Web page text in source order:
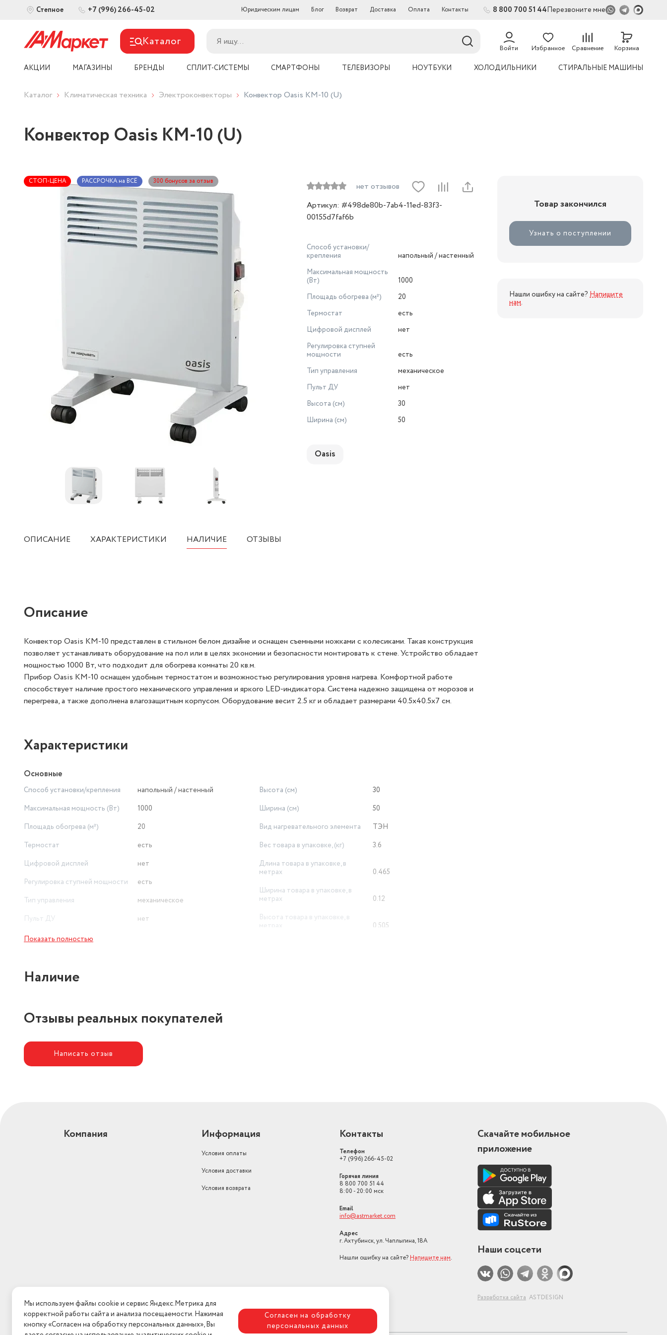
Степное +7 (996) 266-45-02 Юридическим лицам Блог Возврат Доставка Оплата Контакты 8 800 700 51 44Перезвоните мне
Каталог Войти Избранное Сравнение Корзина
АКЦИИ МАГАЗИНЫ БРЕНДЫ СПЛИТ-СИСТЕМЫ СМАРТФОНЫ ТЕЛЕВИЗОРЫ НОУТБУКИ ХОЛОДИЛЬНИКИ СТИРАЛЬНЫЕ МАШИНЫ
Каталог Климатическая техника Электроконвекторы Конвектор Oasis KM-10 (U)
Конвектор Oasis KM-10 (U)
СТОП-ЦЕНА РАССРОЧКА на ВСЁ 300 бонусов за отзыв
нет отзывов
Артикул: #498de80b-7ab4-11ed-83f3-
00155d7faf6b
Способ установки/
крепления
напольный / настенный
Максимальная мощность
(Вт)
1000
Площадь обогрева (м²)
20
Термостат
есть
Цифровой дисплей
нет
Регулировка ступней
мощности
есть
Тип управления
механическое
Пульт ДУ
нет
Высота (см)
30
Ширина (см)
50
Oasis
Товар закончился
Узнать о поступлении
Нашли ошибку на сайте? Напишите
нам.
ОПИСАНИЕ ХАРАКТЕРИСТИКИ НАЛИЧИЕ ОТЗЫВЫ
Описание
Конвектор Oasis KM-10 представлен в стильном белом дизайне и оснащен съемными ножками с колесиками. Такая конструкция
позволяет устанавливать оборудование на пол или в целях экономии и безопасности монтировать к стене. Устройство обладает
мощностью 1000 Вт, что подходит для обогрева комнаты 20 кв.м.
Прибор Oasis KM-10 оснащен удобным термостатом и возможностью регулирования уровня нагрева. Комфортной работе
способствует наличие простого механического управления и яркого LED-индикатора. Система надежно защищена от морозов и
перегрева, а также дополнена влагозащитным корпусом. Оборудование весит 2.5 кг и обладает размерами 40.5x40.5x7 см.
Характеристики
Основные
Способ установки/крепления
напольный / настенный
Максимальная мощность (Вт)
1000
Площадь обогрева (м²)
20
Термостат
есть
Цифровой дисплей
нет
Регулировка ступней мощности
есть
Тип управления
механическое
Пульт ДУ
нет
Высота (см)
30
Ширина (см)
50
Вид нагревательного элемента
ТЭН
Вес товара в упаковке, (кг)
3.6
Длина товара в упаковке, в
метрах
0.465
Ширина товара в упаковке, в
метрах
0.12
Высота товара в упаковке, в
0.505
Показать полностью
Наличие
Отзывы реальных покупателей
Написать отзыв
Компания Информация
Условия оплаты
Условия доставки
Условия возврата
Контакты
Телефон
+7 (996) 266-45-02
Горячая линия
8 800 700 51 44
8:00 - 20:00 мск
Email
info@astmarket.com
Адрес
г. Ахтубинск, ул. Чаплыгина, 18А
Нашли ошибку на сайте? Напишите нам.
Скачайте мобильное
приложение
Наши соцсети
Разработка сайта ASTDESIGN
Мы используем файлы cookie и сервис Яндекс.Метрика для
корректной работы сайта и анализа посещаемости. Нажимая
кнопку «Согласен на обработку персональных данных», Вы
Согласен на обработку
персональных данных